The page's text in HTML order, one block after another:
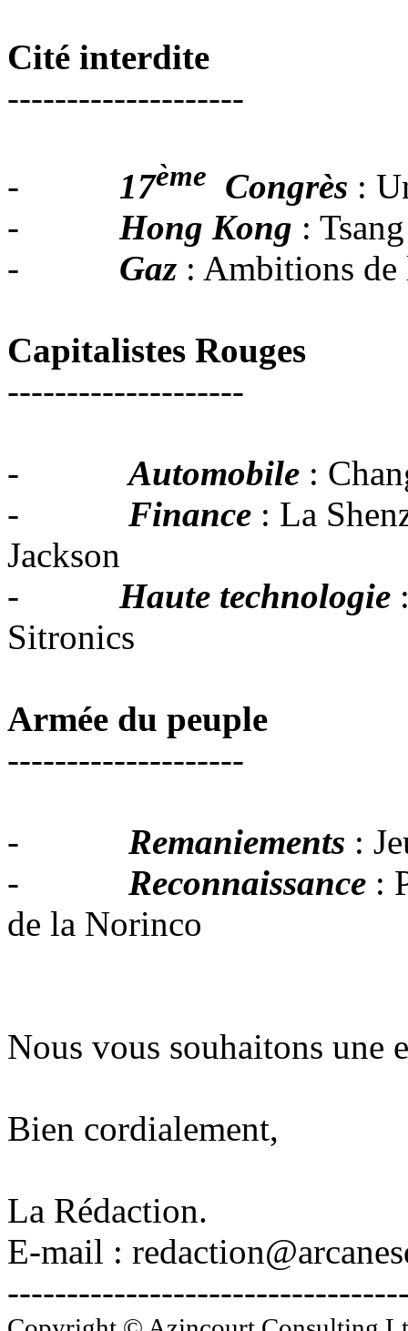
Cité interdite
--------------------
- 17ème Congrès :
-
Hong Kong :
-
Gaz : Ambitions de
Capitalistes Rouges
--------------------
- Automobile :
-
Finance : La
Jackson
-
Haute technologie
Sitronics
Armée du peuple
--------------------
- Remaniements :
-
Reconnaissance :
de la Norinco
Nous vous souhaitons une
Bien cordialement,
La Rédaction.
E-mail :